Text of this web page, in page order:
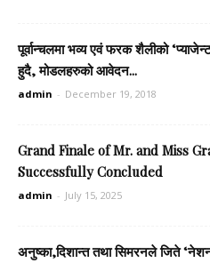
पूर्वान्चलमा भव्य एवं फरक शैलीको
हुदै, मोडलहरुको आवेदन...
admin - December 19, 2018
Grand Finale of Mr. and Miss
Successfully Concluded
admin - July 15, 2025
अनुष्का,दिशान्त तथा सिमरनले जिते